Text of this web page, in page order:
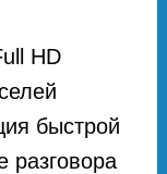
HD
быстрой
разговора